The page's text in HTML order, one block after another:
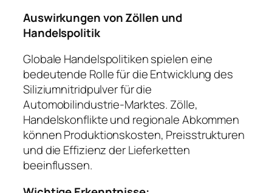
Auswirkungen von Zöllen und
Handelspolitik
Globale Handelspolitiken spielen eine
bedeutende Rolle für die Entwicklung des
Siliziumnitridpulver für die
Automobilindustrie-Marktes. Zölle,
Handelskonflikte und regionale Abkommen
können Produktionskosten, Preisstrukturen
und die Effizienz der Lieferketten
beeinflussen.